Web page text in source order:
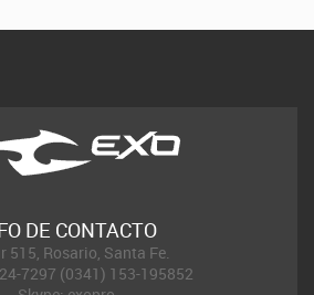
DE CONTACTO
515, Rosario, Santa Fe.
7297 (0341) 153-195852